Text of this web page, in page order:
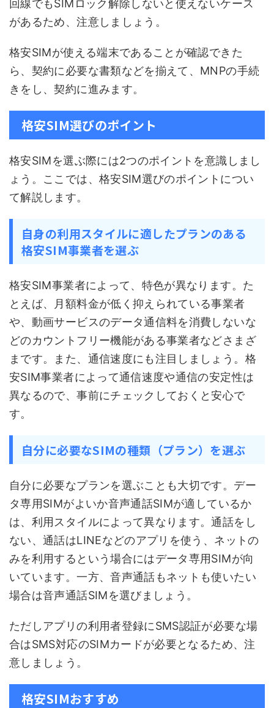
回線でもSIMロック解除しないと使えないケース
があるため、注意しましょう。
格安SIMが使える端末であることが確認できた
ら、契約に必要な書類などを揃えて、MNPの手続
きをし、契約に進みます。
格安SIM選びのポイント
格安SIMを選ぶ際には2つのポイントを意識しまし
ょう。ここでは、格安SIM選びのポイントについ
て解説します。
自身の利用スタイルに適したプランのある
格安SIM事業者を選ぶ
格安SIM事業者によって、特色が異なります。た
とえば、月額料金が低く抑えられている事業者
や、動画サービスのデータ通信料を消費しないな
どのカウントフリー機能がある事業者などさまざ
まです。また、通信速度にも注目しましょう。格
安SIM事業者によって通信速度や通信の安定性は
異なるので、事前にチェックしておくと安心で
す。
自分に必要なSIMの種類（プラン）を選ぶ
自分に必要なプランを選ぶことも大切です。デー
タ専用SIMがよいか音声通話SIMが適しているか
は、利用スタイルによって異なります。通話をし
ない、通話はLINEなどのアプリを使う、ネットの
みを利用するという場合にはデータ専用SIMが向
いています。一方、音声通話もネットも使いたい
場合は音声通話SIMを選びましょう。
ただしアプリの利用者登録にSMS認証が必要な場
合はSMS対応のSIMカードが必要となるため、注
意しましょう。
格安SIMおすすめ